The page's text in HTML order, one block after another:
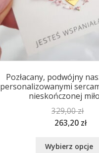
Pozłacany, podwójny
personalizowanymi
nieskończonej
329,00zł
263,20 zł
Wybierz opcje